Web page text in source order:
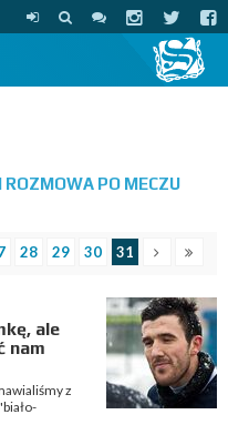
PO MECZU
28 29 30 31
ale
nam
z